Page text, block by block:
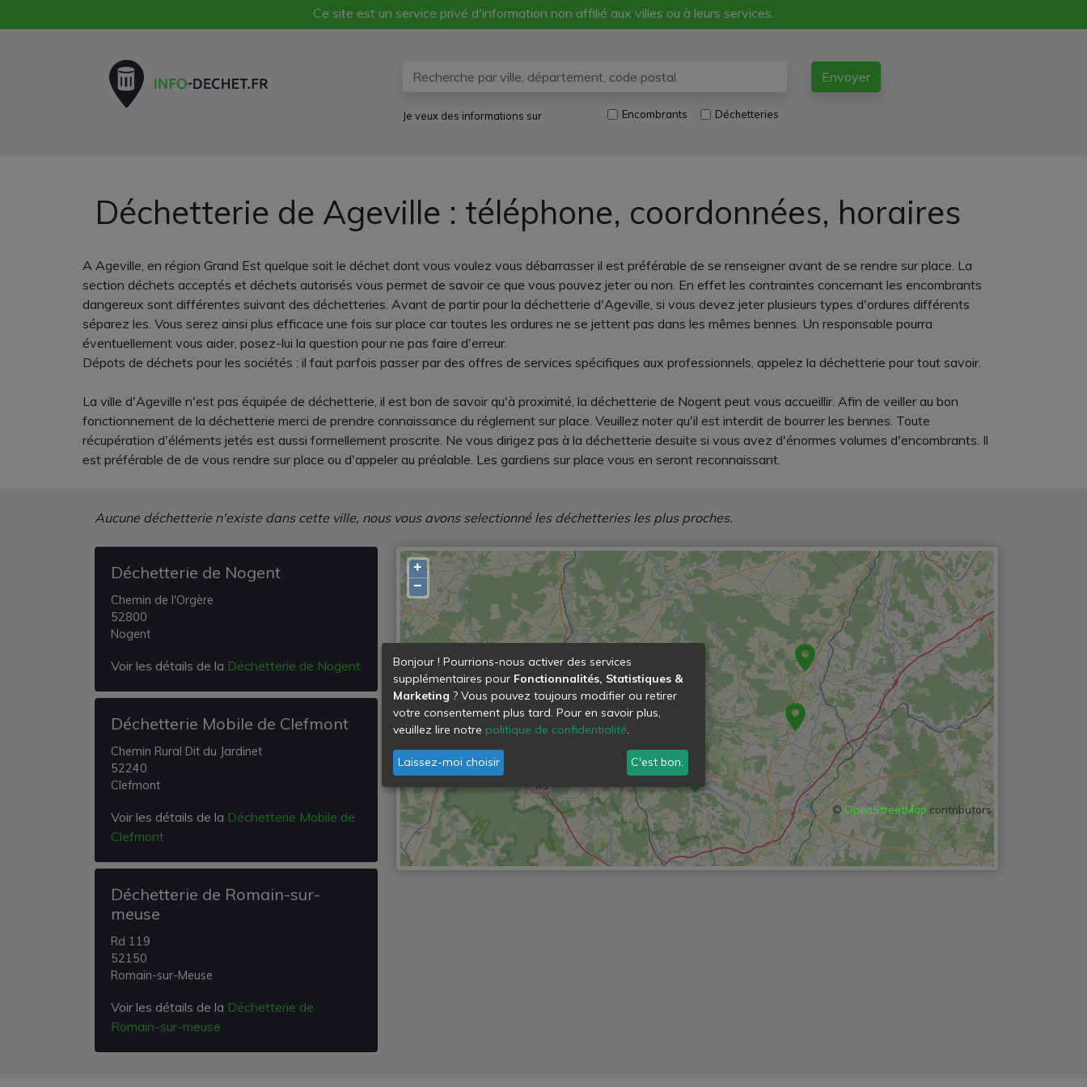
Ce site est un service privé d'information non affilié aux villes ou à leurs services.
Envoyer
Je veux des informations sur Encombrants Déchetteries
Déchetterie de Ageville : téléphone, coordonnées, horaires
A Ageville, en région Grand Est quelque soit le déchet dont vous voulez vous débarrasser il est préférable de se renseigner avant de se rendre sur place. La
section déchets acceptés et déchets autorisés vous permet de savoir ce que vous pouvez jeter ou non. En effet les contraintes concernant les encombrants
dangereux sont différentes suivant des déchetteries. Avant de partir pour la déchetterie d'Ageville, si vous devez jeter plusieurs types d'ordures différents
séparez les. Vous serez ainsi plus efficace une fois sur place car toutes les ordures ne se jettent pas dans les mêmes bennes. Un responsable pourra
éventuellement vous aider, posez-lui la question pour ne pas faire d'erreur.
Dépots de déchets pour les sociétés : il faut parfois passer par des offres de services spécifiques aux professionnels, appelez la déchetterie pour tout savoir.
La ville d'Ageville n'est pas équipée de déchetterie, il est bon de savoir qu'à proximité, la déchetterie de Nogent peut vous accueillir. Afin de veiller au bon
fonctionnement de la déchetterie merci de prendre connaissance du réglement sur place. Veuillez noter qu'il est interdit de bourrer les bennes. Toute
récupération d'éléments jetés est aussi formellement proscrite. Ne vous dirigez pas à la déchetterie desuite si vous avez d'énormes volumes d'encombrants. Il
est préférable de de vous rendre sur place ou d'appeler au préalable. Les gardiens sur place vous en seront reconnaissant.
Aucune déchetterie n'existe dans cette ville, nous vous avons selectionné les déchetteries les plus proches.
Déchetterie de Nogent
Chemin de l'Orgère
52800
Nogent
Voir les détails de la Déchetterie de Nogent
Déchetterie Mobile de Clefmont
Chemin Rural Dit du Jardinet
52240
Clefmont
Voir les détails de la Déchetterie Mobile de
Clefmont
Déchetterie de Romain-sur-
meuse
Rd 119
52150
Romain-sur-Meuse
Voir les détails de la Déchetterie de
Romain-sur-meuse
+
−
© OpenStreetMapcontributors
Bonjour ! Pourrions-nous activer des services
supplémentaires pour Fonctionnalités, Statistiques &
Marketing ? Vous pouvez toujours modifier ou retirer
votre consentement plus tard. Pour en savoir plus,
veuillez lire notre politique de confidentialité.
Laissez-moi choisir C'est bon.